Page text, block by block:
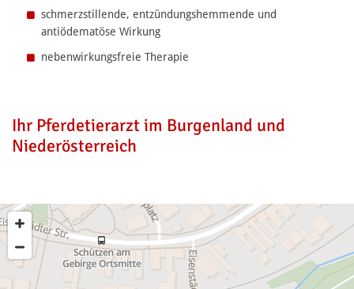
schmerzstillende, entzündungshemmende und
antiödematöse Wirkung
nebenwirkungsfreie Therapie
Ihr Pferdetierarzt im Burgenland und
Niederösterreich